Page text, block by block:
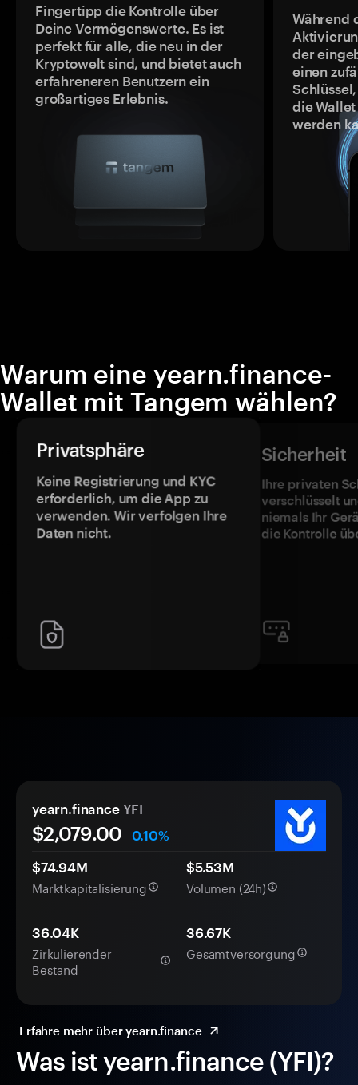
Fingertipp die Kontrolle über
Deine Vermögenswerte. Es ist
perfekt für alle, die neu in der
Kryptowelt sind, und bietet auch
erfahreneren Benutzern ein
großartiges Erlebnis.
Während
der
einen
die
werden
Warum eine yearn.finance-
Wallet mit Tangem wählen?
Privatsphäre
Keine Registrierung und KYC
erforderlich, um die App zu
verwenden. Wir verfolgen Ihre
Daten nicht.
Sicherheit
Ihre privaten
verschlüsselt
niemals Ihr
die Kontrolle
Was ist yearn.finance (YFI)?
yearn.finance YFI
$2,079.00
0.10%
$74.94M
Marktkapitalisierung
$5.53M
Volumen (24h)
36.04K
Zirkulierender
Bestand
36.67K
Gesamtversorgung
Erfahre mehr über yearn.finance